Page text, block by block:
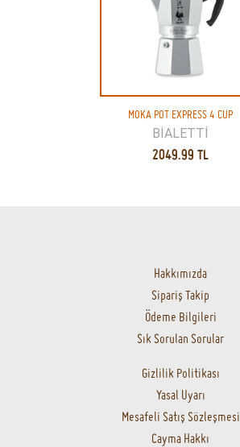
MOKA POT EXPRESS 4 CUP
BİALETTİ
2049.99 TL
COLOMBİA
URBAN GRİND
404.99 TL
Hakkımızda
Sipariş Takip
Ödeme Bilgileri
Sık Sorulan Sorular
Gizlilik Politikası
Yasal Uyarı
Mesafeli Satış Sözleşmesi
Cayma Hakkı